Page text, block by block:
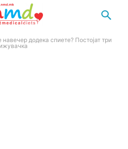
навечер додека спиете? Постојат три